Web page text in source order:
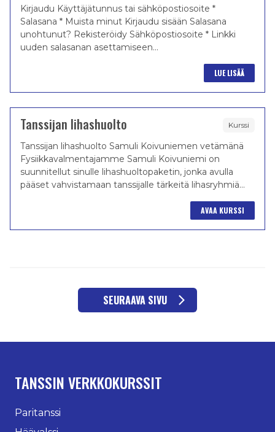
Kirjaudu Käyttäjätunnus tai sähköpostiosoite *
Salasana * Muista minut Kirjaudu sisään Salasana
unohtunut? Rekisteröidy Sähköpostiosoite * Linkki
uuden salasanan asettamiseen...
LUE LISÄÄ
Tanssijan lihashuolto Kurssi
Tanssijan lihashuolto Samuli Koivuniemen vetämänä
Fysiikkavalmentajamme Samuli Koivuniemi on
suunnitellut sinulle lihashuoltopaketin, jonka avulla
pääset vahvistamaan tanssijalle tärkeitä lihasryhmiä...
AVAA KURSSI
SEURAAVA SIVU
TANSSIN VERKKOKURSSIT
Paritanssi